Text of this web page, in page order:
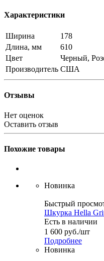
Характеристики
Ширина
178
Длина, мм
610
Цвет
Черный,
Производитель США
Отзывы
Нет оценок
Оставить отзыв
Похожие товары
Новинка
Быстрый
Шкурка Hella
Есть в наличии
1 600 руб./шт
Подробнее
Новинка